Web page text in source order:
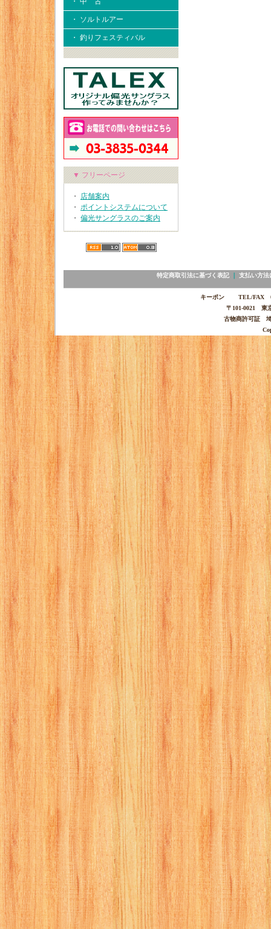
・ ソルトルアー
・ 釣りフェスティバル
▼ フリーページ
・ 店舗案内
・ ポイントシステムについて
・ 偏光サングラスのご案内
特定商取引法に基づく表記｜ 支払い方法
キーポン TEL/FAX
〒101-0021 東
古物商許可証